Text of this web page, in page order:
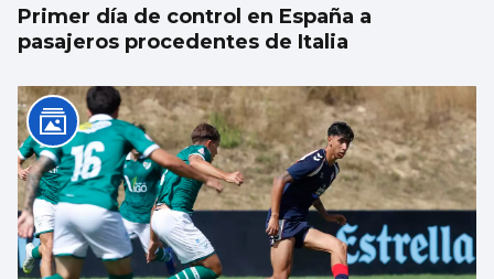
Primer día de control en España a
pasajeros procedentes de Italia